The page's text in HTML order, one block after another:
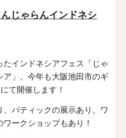
じゃらんインドネシ
インドネシアフェス「じゃ
ア」、今年も大阪池田市のギ
て開催します！
バティックの展示あり、ワ
ークショップもあり！